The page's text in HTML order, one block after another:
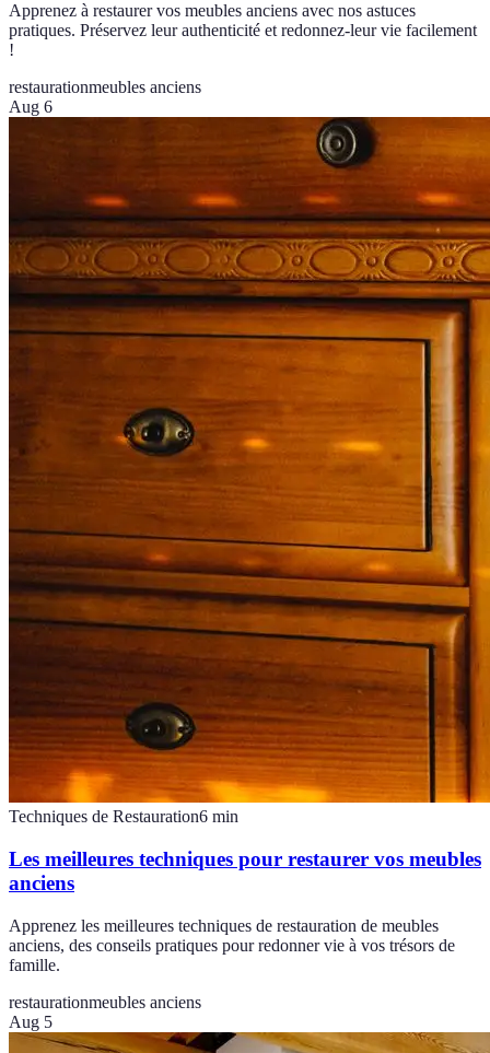
Apprenez à restaurer vos meubles anciens avec nos astuces
pratiques. Préservez leur authenticité et redonnez-leur vie facilement
!
restaurationmeubles anciens
Aug 6
Techniques de Restauration6 min
Les meilleures techniques pour restaurer vos meubles
anciens
Apprenez les meilleures techniques de restauration de meubles
anciens, des conseils pratiques pour redonner vie à vos trésors de
famille.
restaurationmeubles anciens
Aug 5